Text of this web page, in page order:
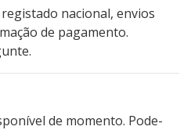
nacional, envios
de pagamento.
de momento. Pode-